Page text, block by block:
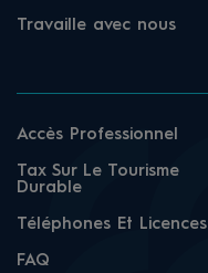
Travaille avec nous
Accès Professionnel
Tax Sur Le Tourisme
Durable
Téléphones Et Licences
FAQ